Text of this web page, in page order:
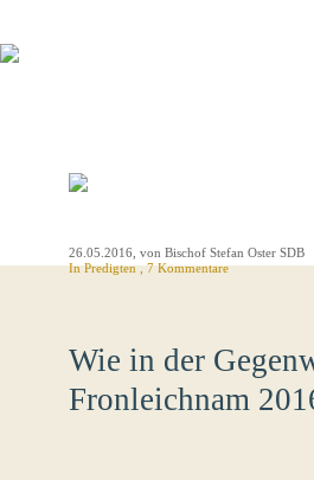
26.05.2016 , von Bischof Stefan Oster SDB
InPredigten, 7 Kommentare
Wie in der
Fronleichnam